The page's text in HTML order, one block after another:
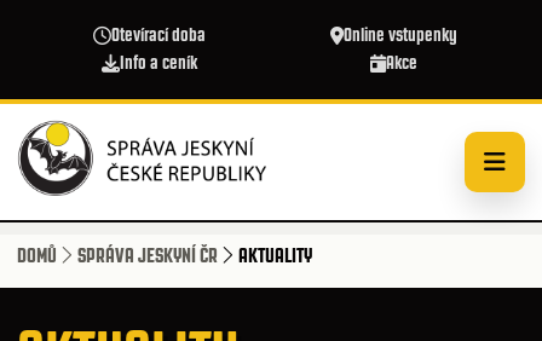
Otevírací doba
Online vstupenky
Info a ceník
Akce
DOMŮ SPRÁVA JESKYNÍ ČR AKTUALITY